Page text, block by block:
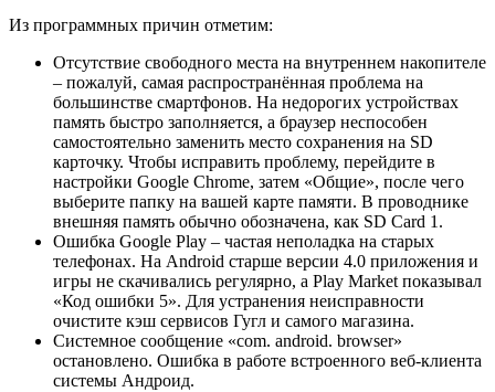
Из программных причин отметим:
Отсутствие свободного места на внутреннем накопителе
– пожалуй, самая распространённая проблема на
большинстве смартфонов. На недорогих устройствах
память быстро заполняется, а браузер неспособен
самостоятельно заменить место сохранения на SD
карточку. Чтобы исправить проблему, перейдите в
настройки Google Chrome, затем «Общие», после чего
выберите папку на вашей карте памяти. В проводнике
внешняя память обычно обозначена, как SD Card 1.
Ошибка Google Play – частая неполадка на старых
телефонах. На Android старше версии 4.0 приложения и
игры не скачивались регулярно, а Play Market показывал
«Код ошибки 5». Для устранения неисправности
очистите кэш сервисов Гугл и самого магазина.
Системное сообщение «com. android. browser»
остановлено. Ошибка в работе встроенного веб-клиента
системы Андроид.